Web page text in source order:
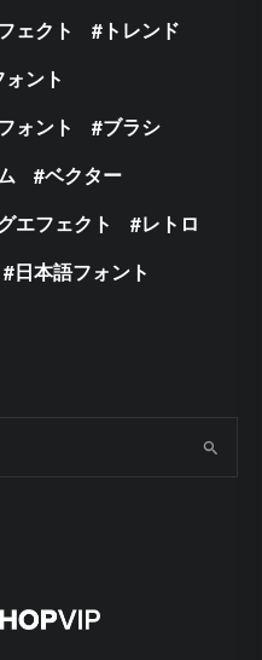
ェクト
トレンド
ォント
ォント
ブラシ
ベクター
エフェクト
レトロ
日本語フォント